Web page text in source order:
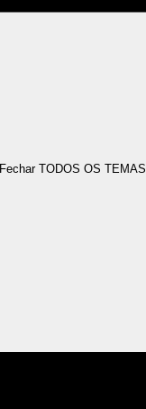
Fechar TODOS OS TEMAS